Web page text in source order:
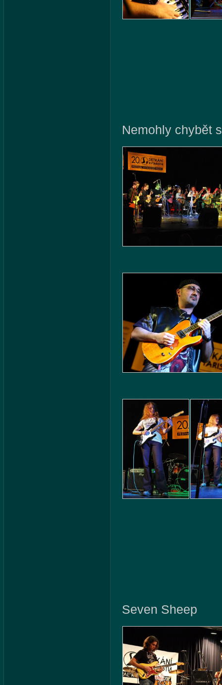
Nemohly chybět
Seven Sheep